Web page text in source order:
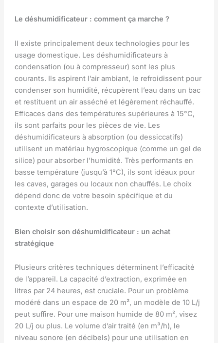
Le déshumidificateur : comment ça marche ?
Il existe principalement deux technologies pour les
usage domestique. Les déshumidificateurs à
condensation (ou à compresseur) sont les plus
courants. Ils aspirent l’air ambiant, le refroidissent pour
condenser son humidité, récupèrent l’eau dans un bac
et restituent un air asséché et légèrement réchauffé.
Efficaces dans des températures supérieures à 15°C,
ils sont parfaits pour les pièces de vie. Les
déshumidificateurs à absorption (ou dessiccatifs)
utilisent un matériau hygroscopique (comme un gel de
silice) pour absorber l’humidité. Très performants en
basse température (jusqu’à 1°C), ils sont idéaux pour
les caves, garages ou locaux non chauffés. Le choix
dépend donc de votre besoin spécifique et du
contexte d’utilisation.
Bien choisir son déshumidificateur : un achat
stratégique
Plusieurs critères techniques déterminent l’efficacité
de l’appareil. La capacité d’extraction, exprimée en
litres par 24 heures, est cruciale. Pour un problème
modéré dans un espace de 20 m², un modèle de 10 L/j
peut suffire. Pour une maison humide de 80 m², visez
20 L/j ou plus. Le volume d’air traité (en m³/h), le
niveau sonore (en décibels) pour une utilisation en